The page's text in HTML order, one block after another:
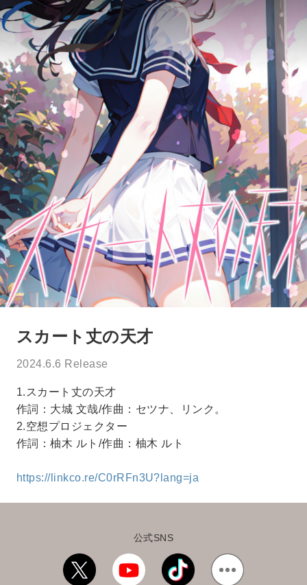
スカート丈の天才
2024.6.6 Release
1.スカート丈の天才
作詞：大城 文哉/作曲：セツナ、リンク。
2.空想プロジェクター
作詞：柚木 ルト/作曲：柚木 ルト
https://linkco.re/C0rRFn3U?lang=ja
公式SNS